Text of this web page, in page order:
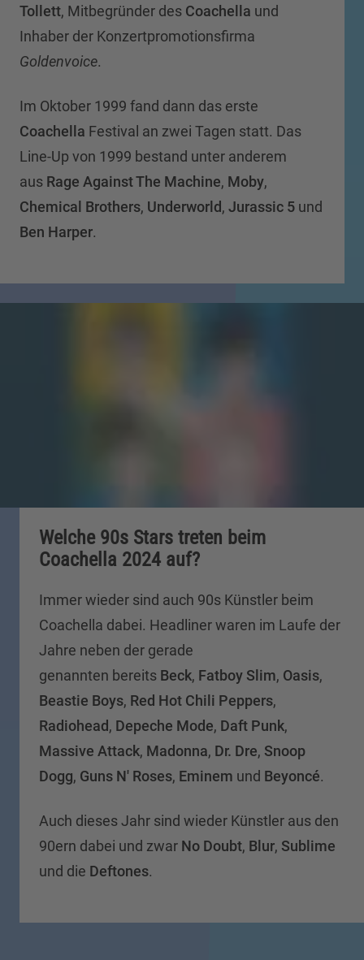
Tollett, Mitbegründer des Coachella und
Inhaber der Konzertpromotionsfirma
Goldenvoice.
Im Oktober 1999 fand dann das erste
Coachella Festival an zwei Tagen statt. Das
Line-Up von 1999 bestand unter anderem
aus Rage Against The Machine, Moby,
Chemical Brothers, Underworld, Jurassic 5 und
Ben Harper.
Welche 90s Stars treten beim
Coachella 2024 auf?
Immer wieder sind auch 90s Künstler beim
Coachella dabei. Headliner waren im Laufe der
Jahre neben der gerade
genannten bereits Beck, Fatboy Slim, Oasis,
Beastie Boys, Red Hot Chili Peppers,
Radiohead, Depeche Mode, Daft Punk,
Massive Attack, Madonna, Dr. Dre, Snoop
Dogg, Guns N' Roses, Eminem und Beyoncé.
Auch dieses Jahr sind wieder Künstler aus den
90ern dabei und zwar No Doubt, Blur, Sublime
und die Deftones.